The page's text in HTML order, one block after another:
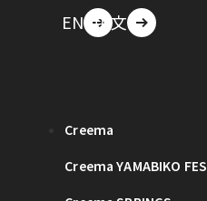
EN 中文
Creema
Creema YAMABIKO FES